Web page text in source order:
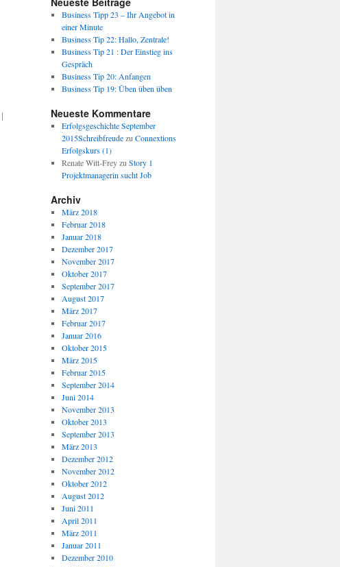
|
Business Tipp 23 – Ihr Angebot in
einer Minute
Business Tip 22: Hallo, Zentrale!
Business Tip 21 : Der Einstieg ins
Gespräch
Business Tip 20: Anfangen
Business Tip 19: Üben üben üben
Neueste Kommentare
Erfolgsgeschichte September
2015Schreibfreudezu Connextions
Erfolgskurs (1)
Renate Witt-Freyzu Story 1
Projektmanagerin sucht Job
Archiv
März 2018
Februar 2018
Januar 2018
Dezember 2017
November 2017
Oktober 2017
September 2017
August 2017
März 2017
Februar 2017
Januar 2016
Oktober 2015
März 2015
Februar 2015
September 2014
Juni 2014
November 2013
Oktober 2013
September 2013
März 2013
Dezember 2012
November 2012
Oktober 2012
August 2012
Juni 2011
April 2011
März 2011
Januar 2011
Dezember 2010